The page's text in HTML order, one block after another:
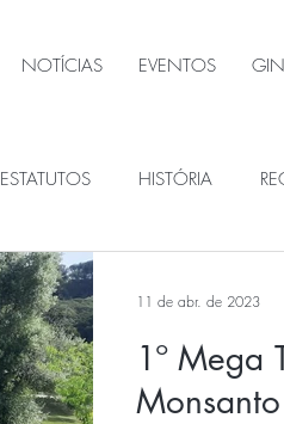
NOTÍCIAS EVENTOS
ESTATUTOS HISTÓRIA
1º Mega
11 de abr. de 2023